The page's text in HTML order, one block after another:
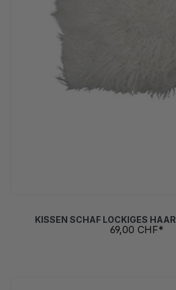
KISSEN SCHAF LOCKIGES
69,00 CHF*